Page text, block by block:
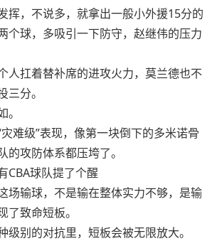
挥，不说多，就拿出一般小外援15分的
个球，多吸引一下防守，赵继伟的压力
人扛着替补席的进攻火力，莫兰德也不
三分。
难级”表现，像第一块倒下的多米诺骨
的攻防体系都压垮了。
CBA球队提了个醒
场输球，不是输在整体实力不够，是输
了致命短板。
级别的对抗里，短板会被无限放大。